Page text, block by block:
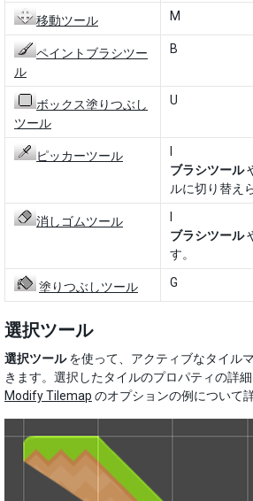
移動ツール M
ペイントブラシツー
ル
B
ボックス塗りつぶし
ツール
U
ピッカーツール
ブラシツール
ルに切り替え
消しゴムツール
ブラシツール
す。
塗りつぶしツール G
選択ツール
選択ツールを使って、アクティブなタイル
きます。選択したタイルのプロパティの詳
Modify Tilemap のオプションの例について